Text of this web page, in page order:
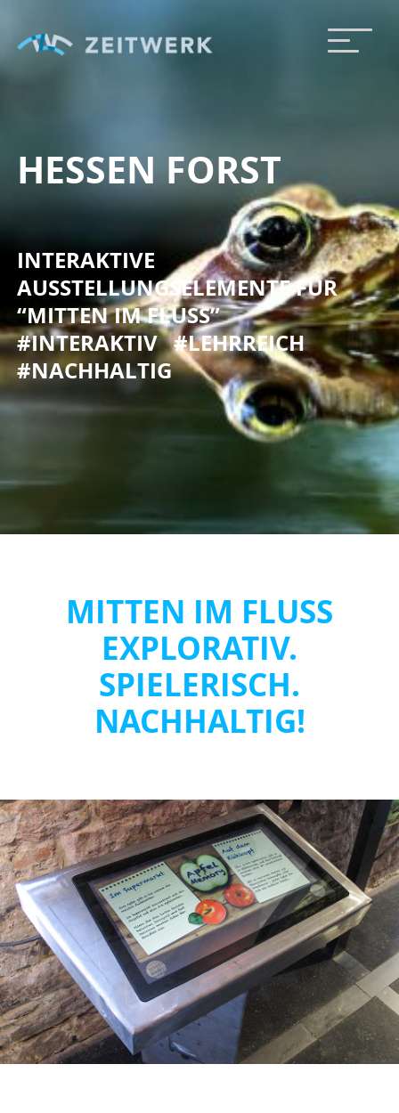
HESSEN FORST
INTERAKTIVE
AUSSTELLUNGSELEMENTE FÜR
“MITTEN IM FLUSS”
#INTERAKTIV #LEHRREICH
#NACHHALTIG
MITTEN IM FLUSS
EXPLORATIV.
SPIELERISCH.
NACHHALTIG!